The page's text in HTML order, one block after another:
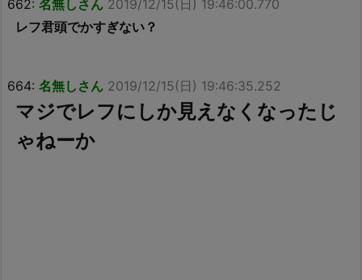
662: 名無しさん 2019/12/15(日) 19:46:00.770
レフ君頭でかすぎない？
664: 名無しさん 2019/12/15(日) 19:46:35.252
マジでレフにしか見えなくなったじ
ゃねーか